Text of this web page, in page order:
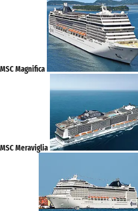
MSC Magnifica
MSC Meraviglia